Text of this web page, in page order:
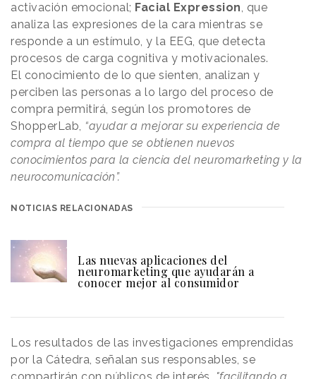
activación emocional; Facial Expression, que
analiza las expresiones de la cara mientras se
responde a un estímulo, y la EEG, que detecta
procesos de carga cognitiva y motivacionales.
El conocimiento de lo que sienten, analizan y
perciben las personas a lo largo del proceso de
compra permitirá, según los promotores de
ShopperLab, “ayudar a mejorar su experiencia de
compra al tiempo que se obtienen nuevos
conocimientos para la ciencia del neuromarketing y la
neurocomunicación”.
NOTICIAS RELACIONADAS
Las nuevas aplicaciones del
neuromarketing que ayudarán a
conocer mejor al consumidor
Los resultados de las investigaciones emprendidas
por la Cátedra, señalan sus responsables, se